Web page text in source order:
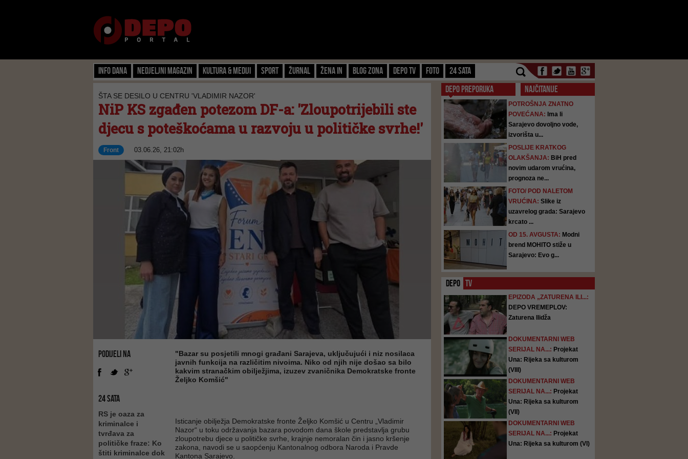
Info dana Nedjeljni magazin Kultura & Mediji Sport Žurnal Žena IN Blog zona Depo TV FOTO 24 SATA
ŠTA SE DESILO U CENTRU 'VLADIMIR NAZOR'
NiP KS zgađen potezom DF-a: 'Zloupotrijebili ste
djecu s poteškoćama u razvoju u političke svrhe!'
Front 03.06.26, 21:02h
PODIJELI NA
24 SATA
RS je oaza za
kriminalce i
tvrđava za
političke fraze: Ko
štiti kriminalce dok
"Bazar su posjetili mnogi građani Sarajeva, uključujući i niz nosilaca
javnih funkcija na različitim nivoima. Niko od njih nije došao sa bilo
kakvim stranačkim obilježjima, izuzev zvaničnika Demokratske fronte
Željko Komšić"
Isticanje obilježja Demokratske fronte Željko Komšić u Centru „Vladimir
Nazor“ u toku održavanja bazara povodom dana škole predstavlja grubu
zloupotrebu djece u političke svrhe, krajnje nemoralan čin i jasno kršenje
zakona, navodi se u saopćenju Kantonalnog odbora Naroda i Pravde
Kantona Sarajevo.
DEPO PREPORUKA NAJČITANIJE
POTROŠNJA ZNATNO
POVEĆANA: Ima li
Sarajevo dovoljno vode,
izvorišta u...
POSLIJE KRATKOG
OLAKŠANJA: BiH pred
novim udarom vrućina,
prognoza ne...
FOTO/ POD NALETOM
VRUĆINA: Slike iz
uzavrelog grada: Sarajevo
krcato ...
OD 15. AVGUSTA: Modni
brend MOHITO stiže u
Sarajevo: Evo g...
DEPO TV
EPIZODA „ZATURENA ILI...:
DEPO VREMEPLOV:
Zaturena Ilidža
DOKUMENTARNI WEB
SERIJAL NA...: Projekat
Una: Rijeka sa kulturom
(VIII)
DOKUMENTARNI WEB
SERIJAL NA...: Projekat
Una: Rijeka sa kulturom
(VII)
DOKUMENTARNI WEB
SERIJAL NA...: Projekat
Una: Rijeka sa kulturom (VI)